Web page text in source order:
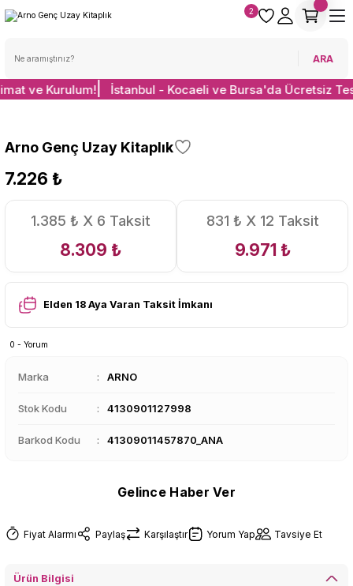
ARA
2
ve Kurulum! İstanbul - Kocaeli ve Bursa'da Ücretsiz
Arno Genç Uzay Kitaplık
7.226 ₺
1.385 ₺ X 6 Taksit
8.309 ₺
831 ₺ X 12 Taksit
9.971 ₺
Elden 18 Aya Varan Taksit İmkanı
0 - Yorum
Marka ARNO
Stok Kodu 4130901127998
Barkod Kodu 41309011457870_ANA
Gelince Haber Ver
Fiyat Alarmı Paylaş Karşılaştır Yorum Yap Tavsiye Et
Ürün Bilgisi